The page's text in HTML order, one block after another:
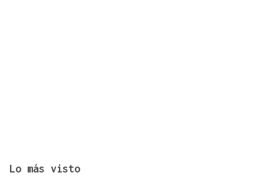
Lo más visto